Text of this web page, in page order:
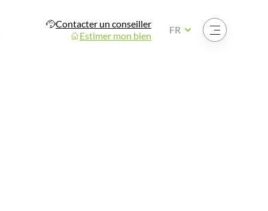
Contacter un conseiller
Estimer mon bien
Ouvrir le menu
FR